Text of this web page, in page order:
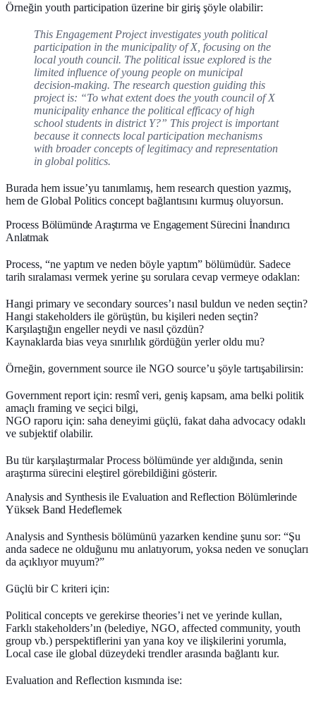
Örneğin youth participation üzerine bir giriş şöyle olabilir:
This Engagement Project investigates youth political
participation in the municipality of X, focusing on the
local youth council. The political issue explored is the
limited influence of young people on municipal
decision-making. The research question guiding this
project is: “To what extent does the youth council of X
municipality enhance the political efficacy of high
school students in district Y?” This project is important
because it connects local participation mechanisms
with broader concepts of legitimacy and representation
in global politics.
Burada hem issue’yu tanımlamış, hem research question yazmış,
hem de Global Politics concept bağlantısını kurmuş oluyorsun.
Process Bölümünde Araştırma ve Engagement Sürecini İnandırıcı
Anlatmak
Process, “ne yaptım ve neden böyle yaptım” bölümüdür. Sadece
tarih sıralaması vermek yerine şu sorulara cevap vermeye odaklan:
Hangi primary ve secondary sources’ı nasıl buldun ve neden seçtin?
Hangi stakeholders ile görüştün, bu kişileri neden seçtin?
Karşılaştığın engeller neydi ve nasıl çözdün?
Kaynaklarda bias veya sınırlılık gördüğün yerler oldu mu?
Örneğin, government source ile NGO source’u şöyle tartışabilirsin:
Government report için: resmî veri, geniş kapsam, ama belki politik
amaçlı framing ve seçici bilgi,
NGO raporu için: saha deneyimi güçlü, fakat daha advocacy odaklı
ve subjektif olabilir.
Bu tür karşılaştırmalar Process bölümünde yer aldığında, senin
araştırma sürecini eleştirel görebildiğini gösterir.
Analysis and Synthesis ile Evaluation and Reflection Bölümlerinde
Yüksek Band Hedeflemek
Analysis and Synthesis bölümünü yazarken kendine şunu sor: “Şu
anda sadece ne olduğunu mu anlatıyorum, yoksa neden ve sonuçları
da açıklıyor muyum?”
Güçlü bir C kriteri için:
Political concepts ve gerekirse theories’i net ve yerinde kullan,
Farklı stakeholders’ın (belediye, NGO, affected community, youth
group vb.) perspektiflerini yan yana koy ve ilişkilerini yorumla,
Local case ile global düzeydeki trendler arasında bağlantı kur.
Evaluation and Reflection kısmında ise: